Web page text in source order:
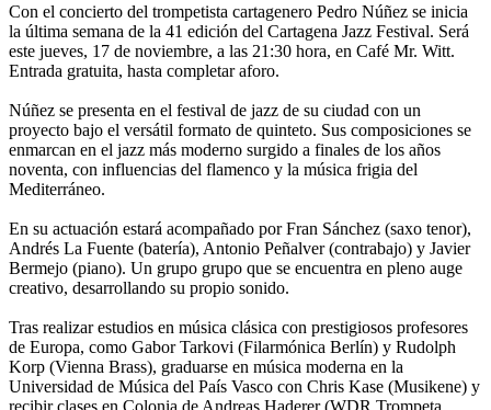
Con el concierto del trompetista cartagenero Pedro Núñez se inicia
la última semana de la 41 edición del Cartagena Jazz Festival. Será
este jueves, 17 de noviembre, a las 21:30 hora, en Café Mr. Witt.
Entrada gratuita, hasta completar aforo.
Núñez se presenta en el festival de jazz de su ciudad con un
proyecto bajo el versátil formato de quinteto. Sus composiciones se
enmarcan en el jazz más moderno surgido a finales de los años
noventa, con influencias del flamenco y la música frigia del
Mediterráneo.
En su actuación estará acompañado por Fran Sánchez (saxo tenor),
Andrés La Fuente (batería), Antonio Peñalver (contrabajo) y Javier
Bermejo (piano). Un grupo grupo que se encuentra en pleno auge
creativo, desarrollando su propio sonido.
Tras realizar estudios en música clásica con prestigiosos profesores
de Europa, como Gabor Tarkovi (Filarmónica Berlín) y Rudolph
Korp (Vienna Brass), graduarse en música moderna en la
Universidad de Música del País Vasco con Chris Kase (Musikene) y
recibir clases en Colonia de Andreas Haderer (WDR Trompeta